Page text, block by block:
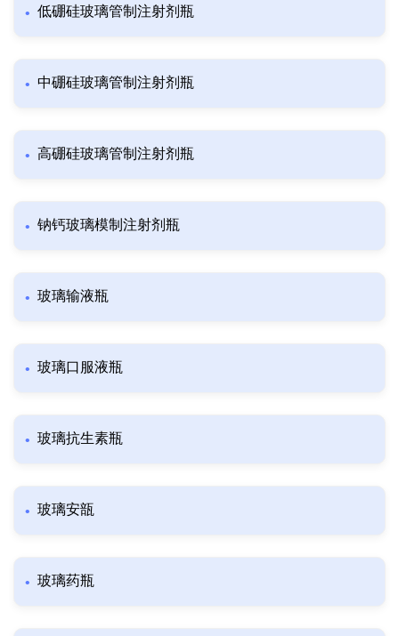
低硼硅玻璃管制注射剂瓶
中硼硅玻璃管制注射剂瓶
高硼硅玻璃管制注射剂瓶
钠钙玻璃模制注射剂瓶
玻璃输液瓶
玻璃口服液瓶
玻璃抗生素瓶
玻璃安瓿
玻璃药瓶